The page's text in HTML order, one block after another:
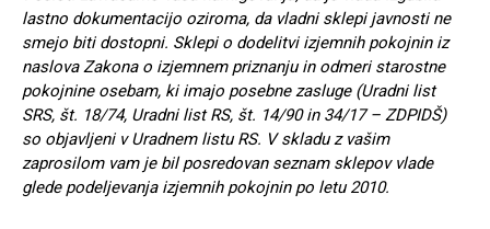
lastno dokumentacijo oziroma, da vladni sklepi javnosti ne
smejo biti dostopni. Sklepi o dodelitvi izjemnih pokojnin iz
naslova Zakona o izjemnem priznanju in odmeri starostne
pokojnine osebam, ki imajo posebne zasluge (Uradni list
SRS, št. 18/74, Uradni list RS, št. 14/90 in 34/17 – ZDPIDŠ)
so objavljeni v Uradnem listu RS. V skladu z vašim
zaprosilom vam je bil posredovan seznam sklepov vlade
glede podeljevanja izjemnih pokojnin po letu 2010.